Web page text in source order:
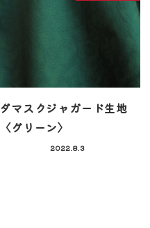
ダマスクジャガード生地
〈グリーン〉
2022.8.3